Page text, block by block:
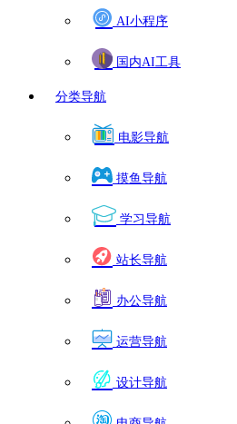
AI小程序
国内AI工具
分类导航
电影导航
摸鱼导航
学习导航
站长导航
办公导航
运营导航
设计导航